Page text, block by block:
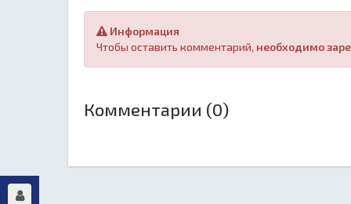
Информация
Чтобы оставить комментарий, необходимо
Комментарии (0)